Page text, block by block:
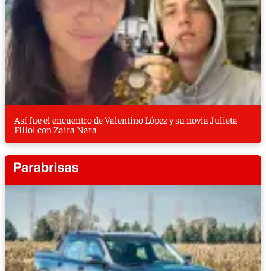
Así fue el encuentro de Valentino López y su novia Julieta
Fillol con Zaira Nara